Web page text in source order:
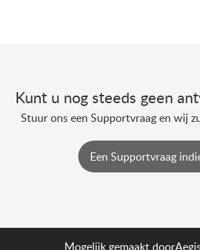
Kunt u nog steeds geen
Stuur ons een Supportvraag en wij
Een Supportvraag
Mogelijk gemaakt door